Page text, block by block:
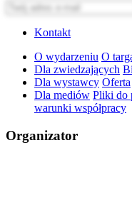
Kontakt
O wydarzeniu O
Dla zwiedzających
Dla wystawcy Oferta
Dla mediów Pliki do
warunki współpracy
Organizator